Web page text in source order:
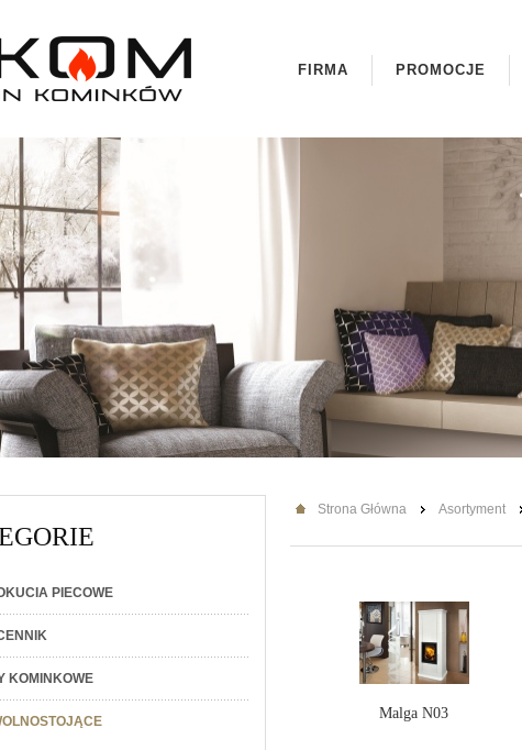
FIRMA PROMOCJE
PIECOWE
KOMINKOWE
Strona Główna Asortyment
Malga N03